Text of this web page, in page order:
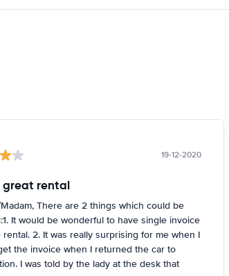
19-12-2020
great rental
There are 2 things which could be
It would be wonderful to have single invoice
rental. 2. It was really surprising for me when I
the invoice when I returned the car to
I was told by the lady at the desk that